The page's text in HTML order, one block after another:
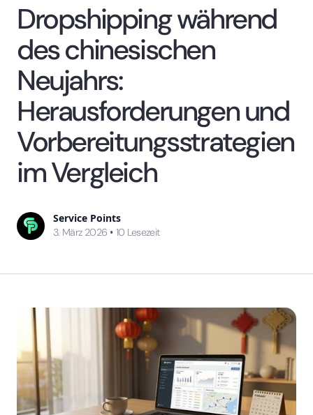
Dropshipping während
des chinesischen
Neujahrs:
Herausforderungen und
Vorbereitungsstrategien
im Vergleich
Service Points
3. März 2026 • 10 Lesezeit